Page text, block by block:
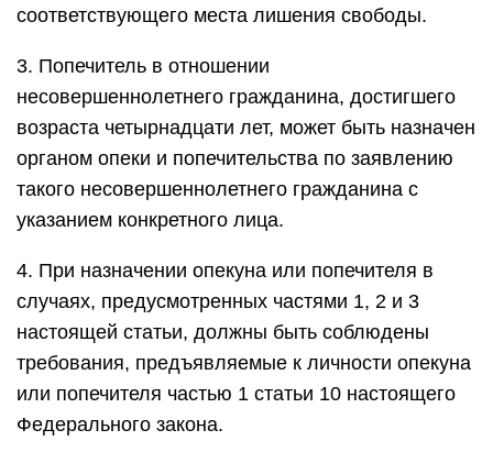
соответствующего места лишения свободы.
3. Попечитель в отношении
несовершеннолетнего гражданина, достигшего
возраста четырнадцати лет, может быть назначен
органом опеки и попечительства по заявлению
такого несовершеннолетнего гражданина с
указанием конкретного лица.
4. При назначении опекуна или попечителя в
случаях, предусмотренных частями 1, 2 и 3
настоящей статьи, должны быть соблюдены
требования, предъявляемые к личности опекуна
или попечителя частью 1 статьи 10 настоящего
Федерального закона.